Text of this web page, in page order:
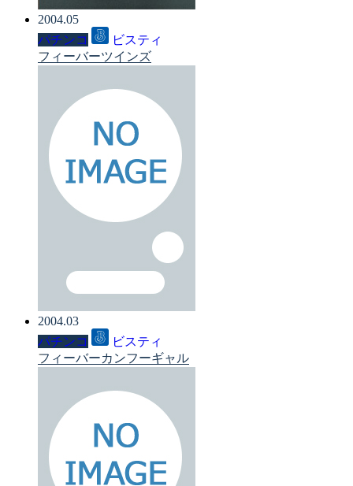
2004.05
パチンコ
ビスティ
フィーバーツインズ
2004.03
パチンコ
ビスティ
フィーバーカンフーギャル